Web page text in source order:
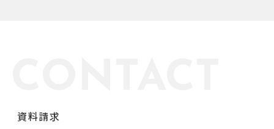
資料請求